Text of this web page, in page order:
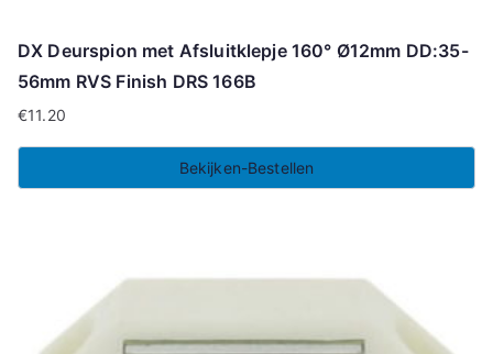
DX Deurspion met Afsluitklepje 160° Ø12mm DD:35-
56mm RVS Finish DRS 166B
€11.20
Bekijken-Bestellen